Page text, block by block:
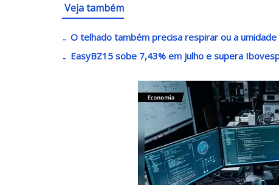
Veja também
O telhado também precisa respirar ou a
EasyBZ15 sobe 7,43% em julho e supera